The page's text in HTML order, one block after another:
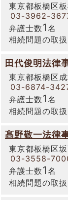
東京都板橋区
03-3962-
弁護士数1 名
相続問題の取
田代俊明法律
東京都板橋区
03-6874-
弁護士数1 名
相続問題の取
髙野敬一法律
東京都板橋区
03-3558-
弁護士数1 名
相続問題の取